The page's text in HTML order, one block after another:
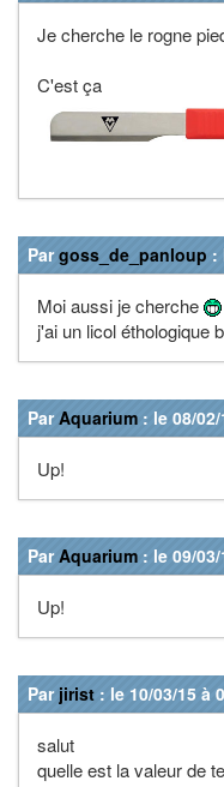
Je cherche le rogne
C'est ça
Pargoss_de_panloup :
Moi aussi je cherche
j'ai un licol éthologique
ParAquarium : le 08/
Up!
ParAquarium : le 09/
Up!
Par jirist : le 10/03/15 à
salut
quelle est la valeur de